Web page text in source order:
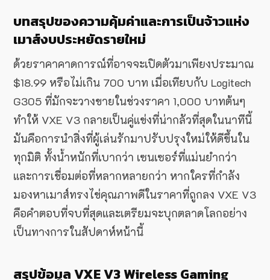
บทสรุปของความคุ้มค่าและการเป็นจ้าวแห่ง
เมาส์งบประหยัดรายใหม่
ด้วยราคาคาดการณ์ที่อาจจะเปิดตัวมาเพียงประมาณ
$18.99 หรือไม่เกิน 700 บาท เมื่อเทียบกับ Logitech
G305 ที่มักจะวางขายในช่วงราคา 1,000 บาทต้นๆ
ทำให้ VXE V3 กลายเป็นคู่แข่งที่น่ากลัวที่สุดในนาทีนี้
มันคือการนำสิ่งที่ผู้เล่นรักมาปรับปรุงใหม่ให้ดีขึ้นใน
ทุกมิติ ทั้งน้ำหนักที่เบากว่า เซนเซอร์ที่แม่นยำกว่า
และการเชื่อมต่อที่หลากหลายกว่า หากใครที่กำลัง
มองหาเมาส์ทรงไข่คุณภาพดีในราคาที่ถูกลง VXE V3
คือคำตอบที่จบที่สุดและเตรียมจะบุกตลาดโลกอย่าง
เป็นทางการในสัปดาห์หน้านี้
สรุปข้อมูล VXE V3 Wireless Gaming